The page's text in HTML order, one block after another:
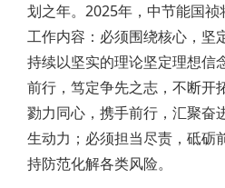
划之年。2025年，中节能国祯
工作内容：必须围绕核心，坚
持续以坚实的理论坚定理想信
前行，笃定争先之志，不断开
勠力同心，携手前行，汇聚奋
生动力；必须担当尽责，砥砺
持防范化解各类风险。